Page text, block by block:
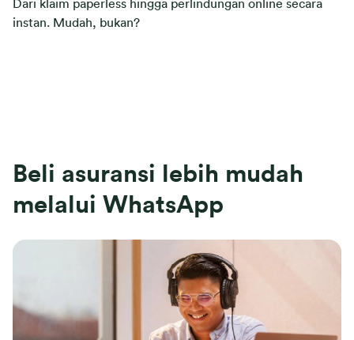
Dari klaim paperless hingga perlindungan online secara
instan. Mudah, bukan?
Beli asuransi lebih mudah
melalui WhatsApp​